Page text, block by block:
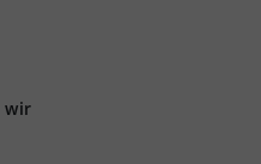
wir